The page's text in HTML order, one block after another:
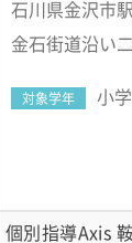
石川県金沢市
金石街道沿い
対象学年 小
個別指導Axis